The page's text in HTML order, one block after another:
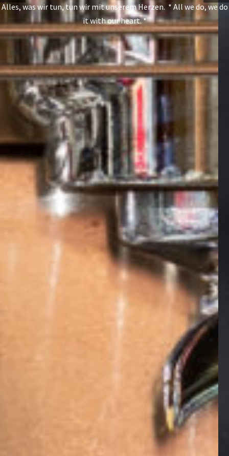
Alles, was wir tun, tun wir mit unserem Herzen. * All we do, we do
it with our heart. *